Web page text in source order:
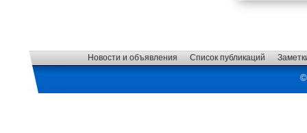
Новости и объявления Список публикаций
©